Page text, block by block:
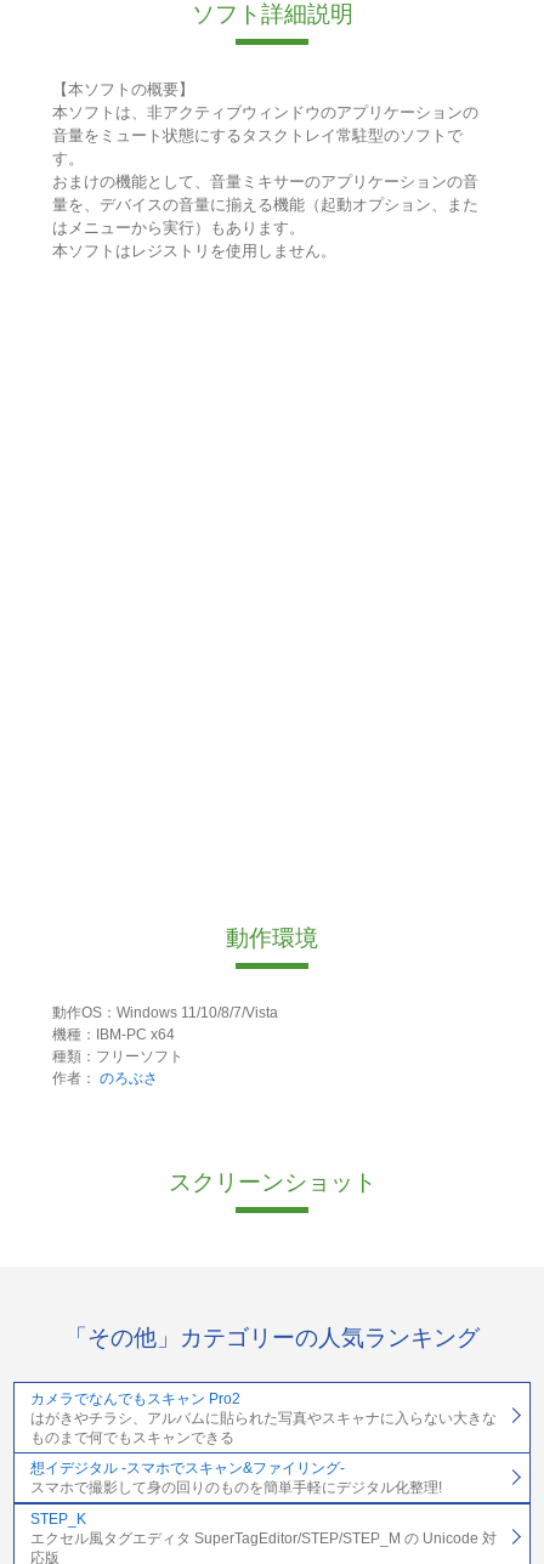
ソフト詳細説明
【本ソフトの概要】
本ソフトは、非アクティブウィンドウのアプリケーションの
音量をミュート状態にするタスクトレイ常駐型のソフトで
す。
おまけの機能として、音量ミキサーのアプリケーションの音
量を、デバイスの音量に揃える機能（起動オプション、また
はメニューから実行）もあります。
本ソフトはレジストリを使用しません。
動作環境
動作OS：Windows 11/10/8/7/Vista
機種：IBM-PC x64
種類：フリーソフト
作者： のろぶさ
スクリーンショット
「その他」カテゴリーの人気ランキング
カメラでなんでもスキャン Pro2
はがきやチラシ、アルバムに貼られた写真やスキャナに入らない大きな
ものまで何でもスキャンできる
想イデジタル -スマホでスキャン&ファイリング-
スマホで撮影して身の回りのものを簡単手軽にデジタル化整理!
STEP_K
エクセル風タグエディタ SuperTagEditor/STEP/STEP_M の Unicode 対
応版